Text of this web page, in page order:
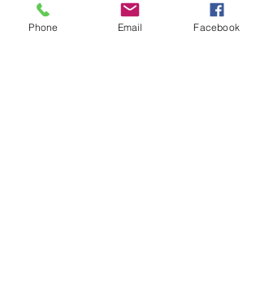
l'autonomie suffisante pour se sentir
mieux au fil du temps.
Phone Email Facebook